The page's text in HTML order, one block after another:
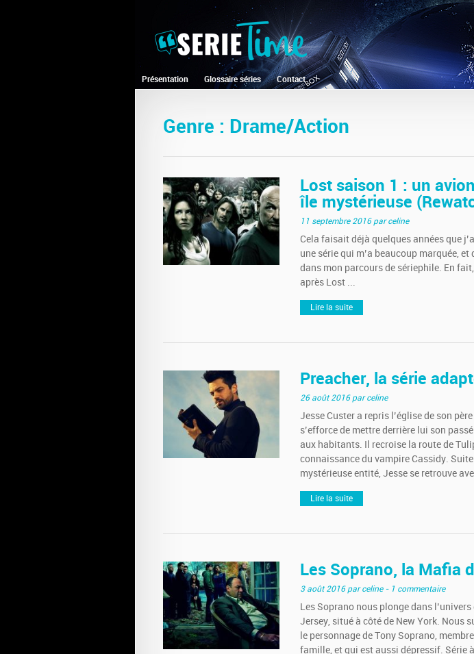
Présentation Glossaire séries Contact
Genre : Drame/Action
Lost saison 1 : un
île mystérieuse
11 septembre 2016par celine
Cela faisait déjà quelques années que
une série qui m’a beaucoup marquée,
dans mon parcours de sériephile. En
après Lost ...
Lire la suite
Preacher, la série
26 août 2016par celine
Jesse Custer a repris l’église de son
s’efforce de mettre derrière lui son
aux habitants. Il recroise la route de
connaissance du vampire Cassidy.
mystérieuse entité, Jesse se retrouve
Lire la suite
Les Soprano, la Mafia
3 août 2016par celine- 1 commentaire
Les Soprano nous plonge dans
Jersey, situé à côté de New York. Nous
le personnage de Tony Soprano,
famille, et qui est aussi dépressif. Série